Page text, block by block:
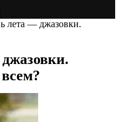
лета — джазовки.